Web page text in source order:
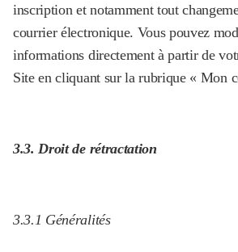
inscription et notamment tout
courrier électronique. Vous pouvez
informations directement à partir de
Site en cliquant sur la rubrique « Mon
3.3. Droit de rétractation
3.3.1 Généralités